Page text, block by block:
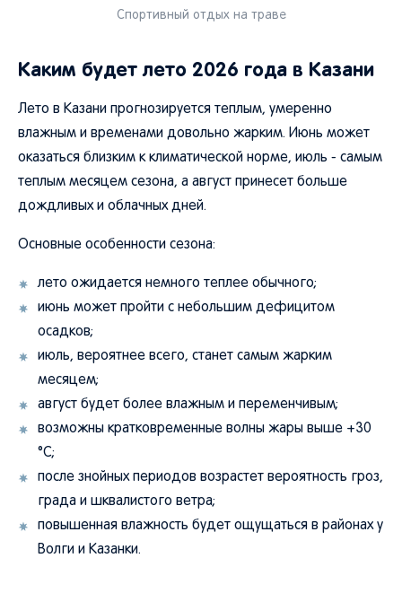
Спортивный отдых на траве
Каким будет лето 2026 года в Казани
Лето в Казани прогнозируется теплым, умеренно
влажным и временами довольно жарким. Июнь может
оказаться близким к климатической норме, июль - самым
теплым месяцем сезона, а август принесет больше
дождливых и облачных дней.
Основные особенности сезона:
лето ожидается немного теплее обычного;
июнь может пройти с небольшим дефицитом
осадков;
июль, вероятнее всего, станет самым жарким
месяцем;
август будет более влажным и переменчивым;
возможны кратковременные волны жары выше +30
°C;
после знойных периодов возрастет вероятность гроз,
града и шквалистого ветра;
повышенная влажность будет ощущаться в районах у
Волги и Казанки.